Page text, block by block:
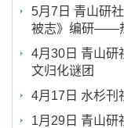
5月7日 青山研
被志》编研——
4月30日 青山研
文归化谜团
4月17日 水杉刊
1月29日 青山研